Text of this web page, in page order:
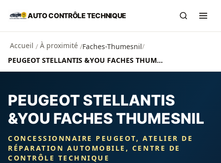
Aller au contenu principal
AUTO CONTRÔLE TECHNIQUE
Accueil / À proximité /Faches-Thumesnil/
PEUGEOT STELLANTIS &YOU FACHES THUMESNIL
PEUGEOT STELLANTIS
&YOU FACHES THUMESNIL
CONCESSIONNAIRE PEUGEOT, ATELIER DE
RÉPARATION AUTOMOBILE, CENTRE DE
CONTRÔLE TECHNIQUE